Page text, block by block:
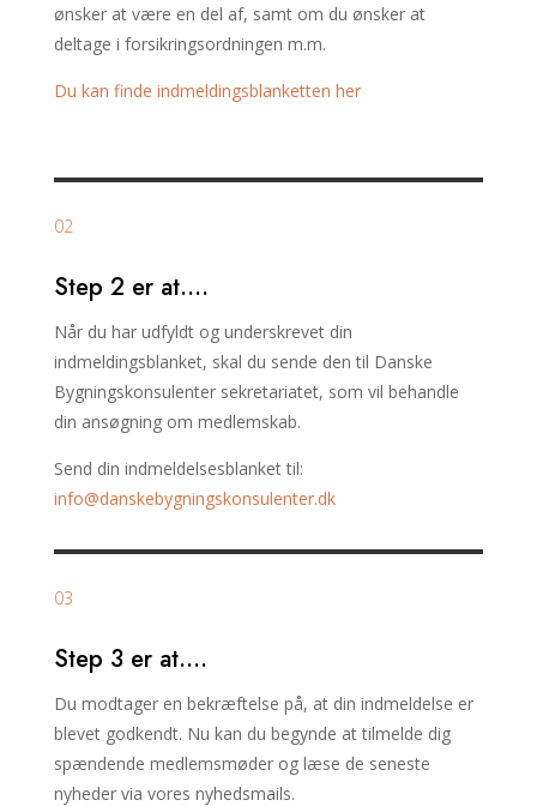
ønsker at være en del af, samt om du ønsker at
deltage i forsikringsordningen m.m.
Du kan finde indmeldingsblanketten her
02
Step 2 er at….
Når du har udfyldt og underskrevet din
indmeldingsblanket, skal du sende den til Danske
Bygningskonsulenter sekretariatet, som vil behandle
din ansøgning om medlemskab.
Send din indmeldelsesblanket til:
info@danskebygningskonsulenter.dk
03
Step 3 er at….
Du modtager en bekræftelse på, at din indmeldelse er
blevet godkendt. Nu kan du begynde at tilmelde dig
spændende medlemsmøder og læse de seneste
nyheder via vores nyhedsmails.